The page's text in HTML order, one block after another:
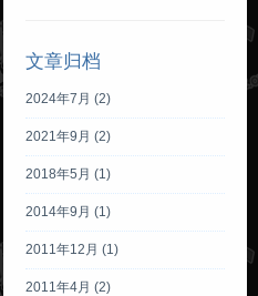
文章归档
2024年7月 (2)
2021年9月 (2)
2018年5月 (1)
2014年9月 (1)
2011年12月 (1)
2011年4月 (2)